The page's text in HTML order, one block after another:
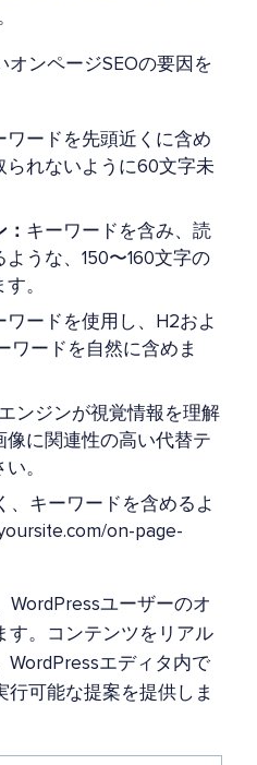
ンページSEOの要因を
ワードを先頭近くに含め
られないように60文字未
キーワードを含み、読
うな、150〜160文字の
。
ワードを使用し、H2およ
ワードを自然に含めま
ンジンが視覚情報を理解
に関連性の高い代替テ
。
、キーワードを含めるよ
on-page-
WordPressユーザーのオ
す。コンテンツをリアル
WordPressエディタ内で
行可能な提案を提供しま